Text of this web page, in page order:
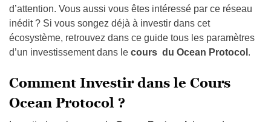
d’attention. Vous aussi vous êtes intéressé par ce réseau
inédit ? Si vous songez déjà à investir dans cet
écosystème, retrouvez dans ce guide tous les paramètres
d’un investissement dans le cours du Ocean Protocol .
Comment Investir dans le Cours
Ocean Protocol ?